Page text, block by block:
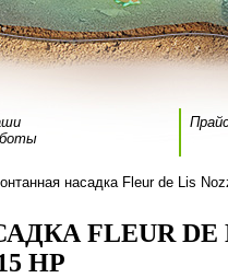
насадка Fleur de Lis
FLEUR DE
HP